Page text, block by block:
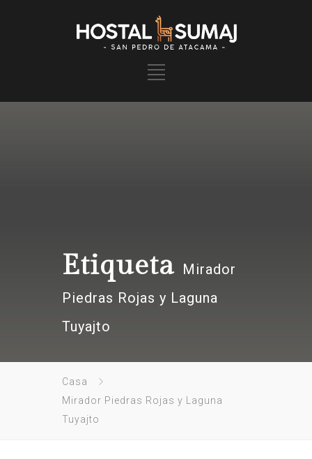
Etiqueta Mirador
Piedras Rojas y Laguna
Tuyajto
Casa
Mirador Piedras Rojas y Laguna
Tuyajto